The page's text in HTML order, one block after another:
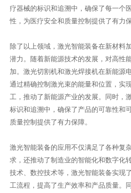
疗器械的标识和追溯中，确保了每一个
性，为医疗安全和质量控制提供了有力保
除了以上领域，激光智能装备在新材料
潜力。随着新能源技术的发展，对高性
加。激光切割机和激光焊接机在新能源
通过精确控制激光束的能量和位置，实
工，推动了新能源产业的发展。同时，
标识和追溯中，确保了产品的可靠性和
质量控制提供了有力保障。
激光智能装备的应用不仅满足了各种复
求，还推动了制造业的智能化和数字化
技术、数控技术等，激光智能装备实现
工流程，提高了生产效率和产品质量。